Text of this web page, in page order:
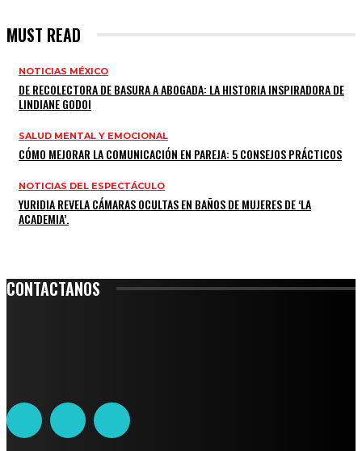
MUST READ
NOTICIAS MÉXICO
DE RECOLECTORA DE BASURA A ABOGADA: LA HISTORIA INSPIRADORA DE
LINDIANE GODOI
SALUD MENTAL Y EMOCIONAL
CÓMO MEJORAR LA COMUNICACIÓN EN PAREJA: 5 CONSEJOS PRÁCTICOS
NOTICIAS DEL ESPECTÁCULO
YURIDIA REVELA CÁMARAS OCULTAS EN BAÑOS DE MUJERES DE ‘LA
ACADEMIA’.
CONTACTANOS